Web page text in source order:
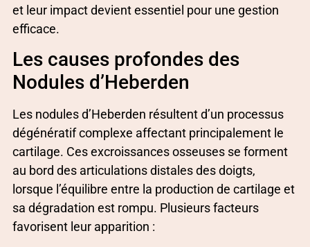
et leur impact devient essentiel pour une gestion
efficace.
Les causes profondes des
Nodules d’Heberden
Les nodules d’Heberden résultent d’un processus
dégénératif complexe affectant principalement le
cartilage. Ces excroissances osseuses se forment
au bord des articulations distales des doigts,
lorsque l’équilibre entre la production de cartilage et
sa dégradation est rompu. Plusieurs facteurs
favorisent leur apparition :